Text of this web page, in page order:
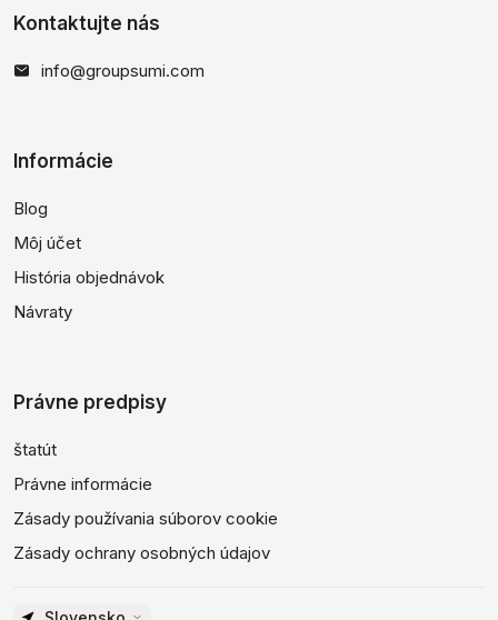
Kontaktujte nás
info@groupsumi.com
Informácie
Blog
Môj účet
História objednávok
Návraty
Právne predpisy
štatút
Právne informácie
Zásady používania súborov cookie
Zásady ochrany osobných údajov